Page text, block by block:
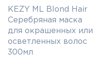
KEZY ML Blond Hair
Серебряная маска
для окрашенных или
осветленных волос
300мл